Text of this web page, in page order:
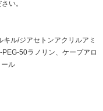
い。
ル/ジアセトンアクリルアミ
50ラノリン、ケープアロ
ル